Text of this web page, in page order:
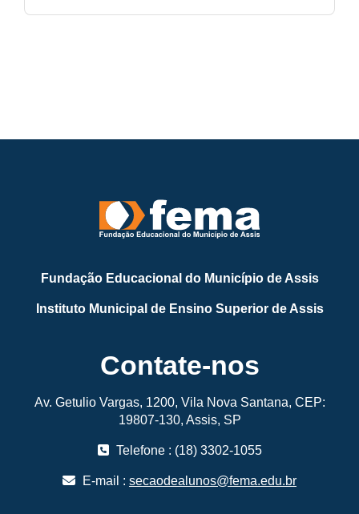
Fundação Educacional do Município de Assis
Instituto Municipal de Ensino Superior de Assis
Contate-nos
Av. Getulio Vargas, 1200, Vila Nova Santana, CEP:
19807-130, Assis, SP
Telefone : (18) 3302-1055
E-mail : secaodealunos@fema.edu.br